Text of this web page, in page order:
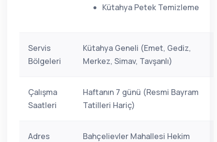
Kütahya Petek Temizleme
Servis
Bölgeleri
Kütahya Geneli (Emet, Gediz,
Merkez, Simav, Tavşanlı)
Çalışma
Saatleri
Haftanın 7 günü (Resmi Bayram
Tatilleri Hariç)
Adres
Bahçelievler Mahallesi Hekim